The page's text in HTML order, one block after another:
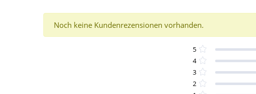
Noch keine Kundenrezensionen vorhanden.
5
4
3
2